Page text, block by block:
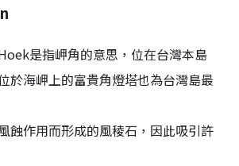
是指岬角的意思，位在台灣本島
於海岬上的富貴角燈塔也為台灣島最
蝕作用而形成的風稜石，因此吸引許